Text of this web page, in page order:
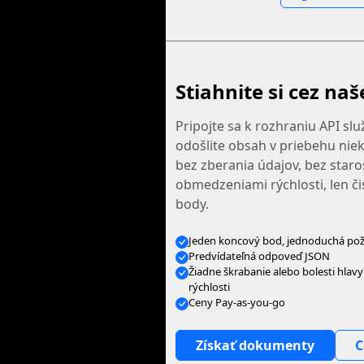
Stiahnite si cez
Pripojte sa k rozhraniu API
odošlite obsah v priebehu
bez zberania údajov, bez
obmedzeniami rýchlosti, len
body.
Jeden koncový bod, jednoduchá
Predvídateľná odpoveď JSON
Žiadne škrabanie alebo bolesti
rýchlosti
Ceny Pay-as-you-go
Získať dokumenty